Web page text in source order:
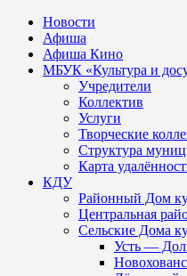
Новости
Афиша
Афиша Кино
МБУК «Культура и
Учредители
Коллектив
Услуги
Творческие
Структура
Карта
КДУ
Районный Дом
Центральная
Сельские Дома
Усть —